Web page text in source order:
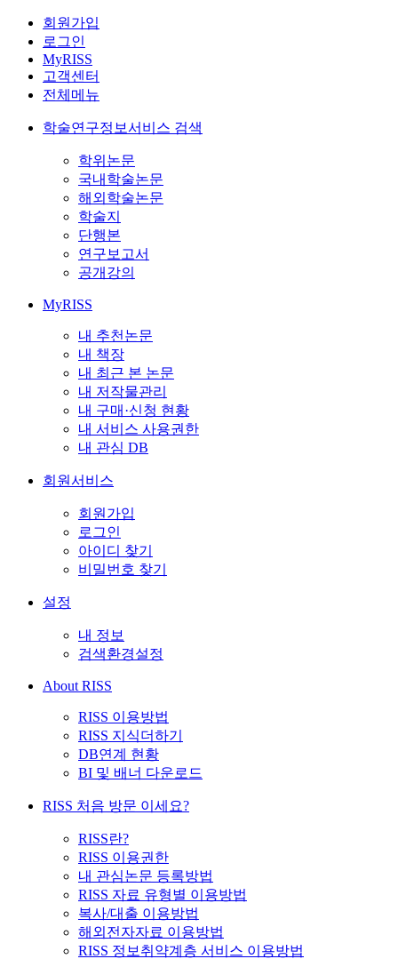
회원가입
로그인
MyRISS
고객센터
전체메뉴
학술연구정보서비스 검색
학위논문
국내학술논문
해외학술논문
학술지
단행본
연구보고서
공개강의
MyRISS
내 추천논문
내 책장
내 최근 본 논문
내 저작물관리
내 구매·신청 현황
내 서비스 사용권한
내 관심 DB
회원서비스
회원가입
로그인
아이디 찾기
비밀번호 찾기
설정
내 정보
검색환경설정
About RISS
RISS 이용방법
RISS 지식더하기
DB연계 현황
BI 및 배너 다운로드
RISS 처음 방문 이세요?
RISS란?
RISS 이용권한
내 관심논문 등록방법
RISS 자료 유형별 이용방법
복사/대출 이용방법
해외전자자료 이용방법
RISS 정보취약계층 서비스 이용방법